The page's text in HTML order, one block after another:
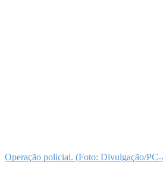
Operação policial. (Foto: Divulgação/